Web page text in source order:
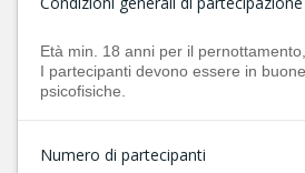
Età min. 18 anni per il
I partecipanti devono essere in
psicofisiche.
Numero di partecipanti